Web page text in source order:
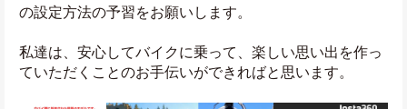
の設定方法の予習をお願いします。
私達は、安心してバイクに乗って、楽しい思い出を作っ
ていただくことのお手伝いができればと思います。